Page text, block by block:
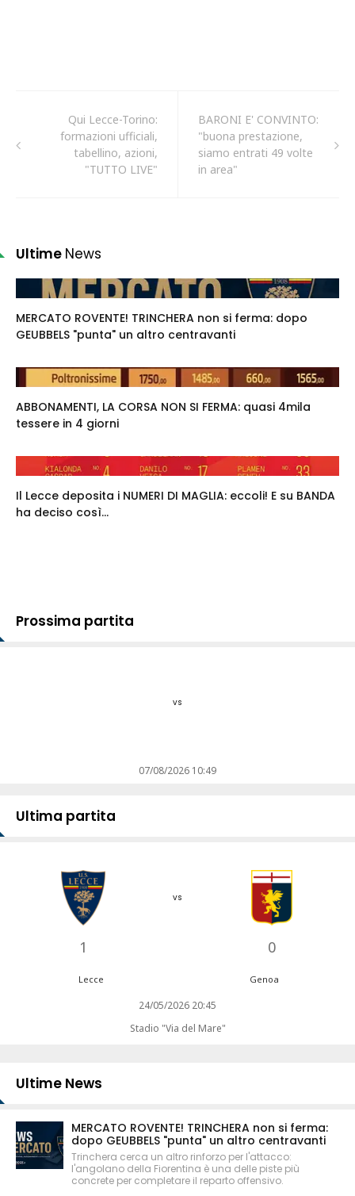
Qui Lecce-Torino:
formazioni ufficiali,
tabellino, azioni,
"TUTTO LIVE"
BARONI E' CONVINTO:
"buona prestazione,
siamo entrati 49 volte
in area"
Ultime News
MERCATO ROVENTE! TRINCHERA non si ferma: dopo
GEUBBELS "punta" un altro centravanti
ABBONAMENTI, LA CORSA NON SI FERMA: quasi 4mila
tessere in 4 giorni
Il Lecce deposita i NUMERI DI MAGLIA: eccoli! E su BANDA
ha deciso così...
Prossima partita
vs
07/08/2026 10:49
Ultima partita
1
vs
0
Lecce Genoa
24/05/2026 20:45
Stadio "Via del Mare"
Ultime News
MERCATO ROVENTE! TRINCHERA non si ferma:
dopo GEUBBELS "punta" un altro centravanti
Trinchera cerca un altro rinforzo per l'attacco:
l'angolano della Fiorentina è una delle piste più
concrete per completare il reparto offensivo.